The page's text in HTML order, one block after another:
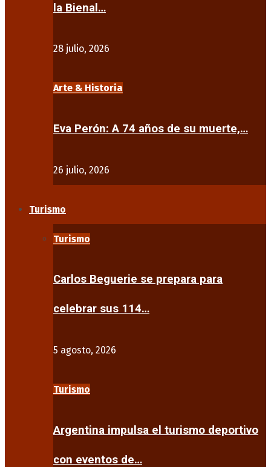
la Bienal…
28 julio, 2026
Arte & Historia
Eva Perón: A 74 años de su muerte,…
26 julio, 2026
Turismo
Turismo
Carlos Beguerie se prepara para
celebrar sus 114…
5 agosto, 2026
Turismo
Argentina impulsa el turismo deportivo
con eventos de…